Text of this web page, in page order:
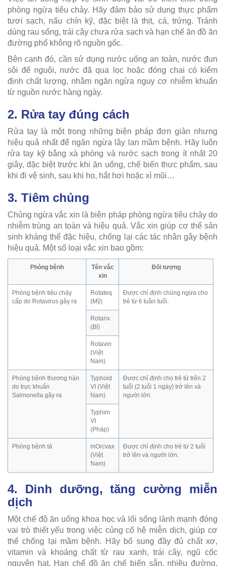
phòng ngừa tiêu chảy. Hãy đảm bảo sử dụng thực phẩm
tươi sạch, nấu chín kỹ, đặc biệt là thịt, cá, trứng. Tránh
dùng rau sống, trái cây chưa rửa sạch và hạn chế ăn đồ ăn
đường phố không rõ nguồn gốc.
Bên cạnh đó, cần sử dụng nước uống an toàn, nước đun
sôi để nguội, nước đã qua lọc hoặc đóng chai có kiểm
định chất lượng, nhằm ngăn ngừa nguy cơ nhiễm khuẩn
từ nguồn nước hàng ngày.
2. Rửa tay đúng cách
Rửa tay là một trong những biện pháp đơn giản nhưng
hiệu quả nhất để ngăn ngừa lây lan mầm bệnh. Hãy luôn
rửa tay kỹ bằng xà phòng và nước sạch trong ít nhất 20
giây, đặc biệt trước khi ăn uống, chế biến thực phẩm, sau
khi đi vệ sinh, sau khi ho, hắt hơi hoặc xì mũi…
3. Tiêm chủng
Chủng ngừa vắc xin là biện pháp phòng ngừa tiêu chảy do
nhiễm trùng an toàn và hiệu quả. Vắc xin giúp cơ thể sản
sinh kháng thể đặc hiệu, chống lại các tác nhân gây bệnh
hiệu quả. Một số loại vắc xin bao gồm:
Phòng bệnh
Tên vắc
xin
Đối tượng
Phòng bệnh tiêu chảy
cấp do Rotavirus gây ra
Rotateq
(Mỹ)
Được chỉ định chủng ngừa cho
trẻ từ 6 tuần tuổi.
Rotarix
(Bỉ)
Rotavin
(Việt
Nam)
Phòng bệnh thương hàn
do trực khuẩn
Salmonella gây ra
Typhoid
VI (Việt
Nam)
Được chỉ định cho trẻ từ trên 2
tuổi (2 tuổi 1 ngày) trở lên và
người lớn.
Typhim
VI
(Pháp)
Phòng bệnh tả
mOrcvax
(Việt
Nam)
Được chỉ định cho trẻ từ 2 tuổi
trở lên và người lớn.
4. Dinh dưỡng, tăng cường miễn
dịch
Một chế độ ăn uống khoa học và lối sống lành mạnh đóng
vai trò thiết yếu trong việc củng cố hệ miễn dịch, giúp cơ
thể chống lại mầm bệnh. Hãy bổ sung đầy đủ chất xơ,
vitamin và khoáng chất từ rau xanh, trái cây, ngũ cốc
nguyên hạt. Hạn chế đồ ăn chế biến sẵn, nhiều đường,